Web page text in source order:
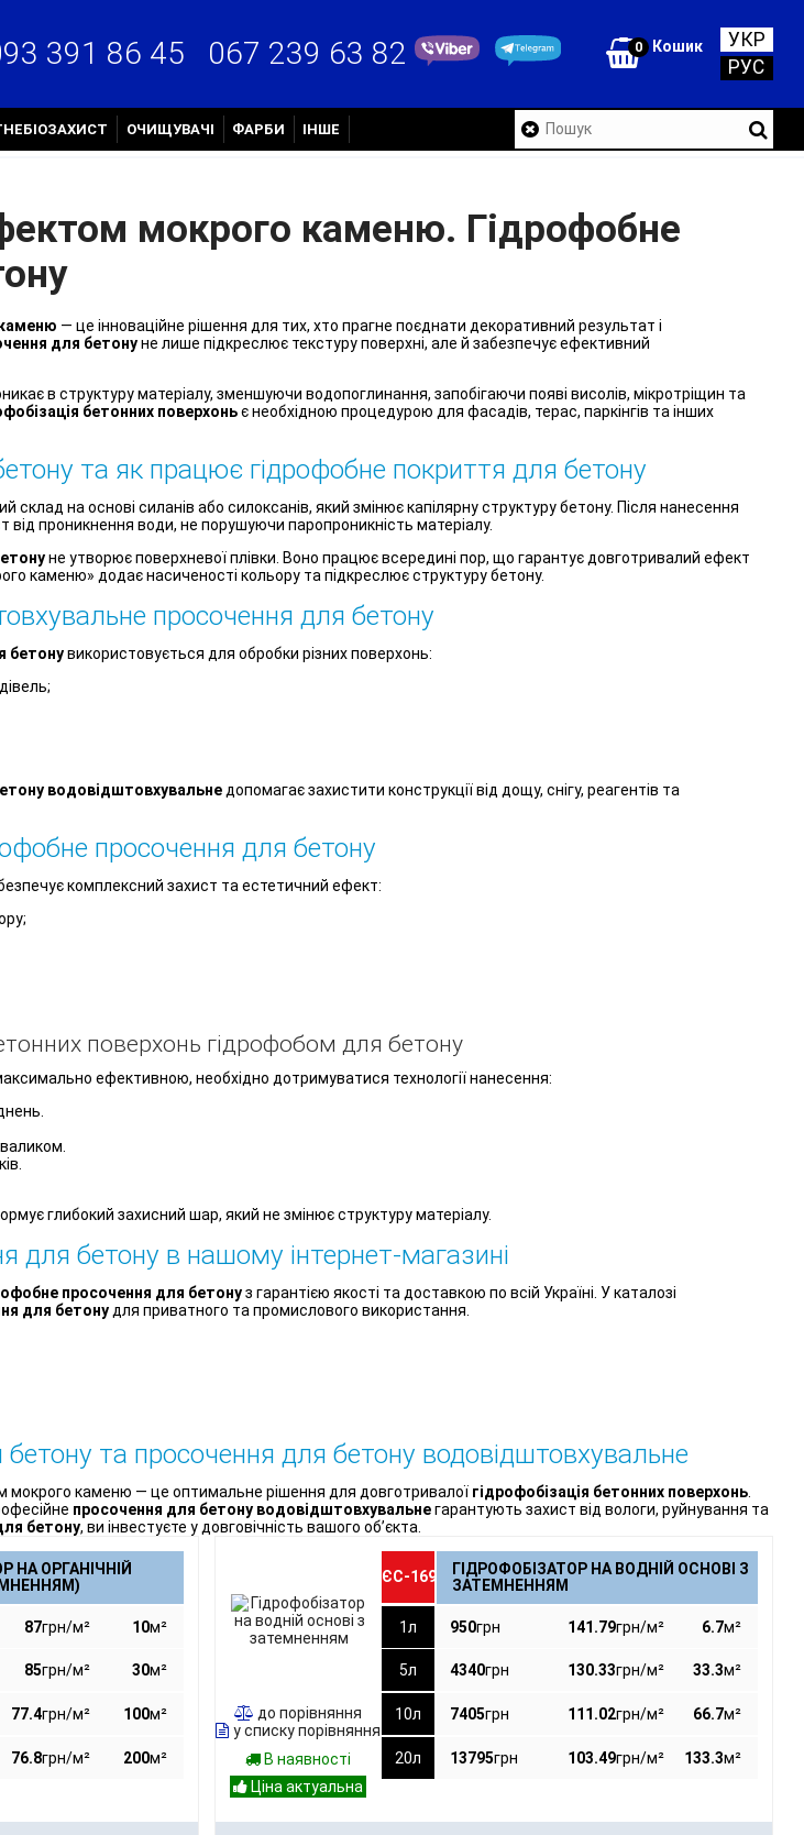
391 86 45 067 239 63 82 0 Кошик
УКР
РУС
ОЧИЩУВАЧІ ФАРБИ ІНШЕ
мокрого каменю. Гідрофобне
— це інноваційне рішення для тих, хто прагне поєднати декоративний результат і
для бетонуне лише підкреслює текстуру поверхні, але й забезпечує ефективний
в структуру матеріалу, зменшуючи водопоглинання, запобігаючи появі висолів, мікротріщин та
бетонних поверхоньє необхідною процедурою для фасадів, терас, паркінгів та інших
та як працює гідрофобне покриття для бетону
склад на основі силанів або силоксанів, який змінює капілярну структуру бетону. Після нанесення
проникнення води, не порушуючи паропроникність матеріалу.
не утворює поверхневої плівки. Воно працює всередині пор, що гарантує довготривалий ефект
каменю» додає насиченості кольору та підкреслює структуру бетону.
просочення для бетону
бетонувикористовується для обробки різних поверхонь:
водовідштовхувальнедопомагає захистити конструкції від дощу, снігу, реагентів та
просочення для бетону
комплексний захист та естетичний ефект:
поверхонь гідрофобом для бетону
ефективною, необхідно дотримуватися технології нанесення:
глибокий захисний шар, який не змінює структуру матеріалу.
для бетону в нашому інтернет-магазині
просочення для бетонуз гарантією якості та доставкою по всій Україні. У каталозі
для бетонудля приватного та промислового використання.
бетону та просочення для бетону водовідштовхувальне
мокрого каменю — це оптимальне рішення для довготривалої гідрофобізація бетонних поверхонь.
просочення для бетону водовідштовхувальнегарантують захист від вологи, руйнування та
бетону, ви інвестуєте у довговічність вашого об’єкта.
НА ОРГАНІЧНІЙ
87грн/м² 10м²
85грн/м² 30м²
77.4грн/м² 100м²
76.8грн/м² 200м²
до порівняння
у списку порівняння
В наявності
ЄС-169
ГІДРОФОБІЗАТОР НА ВОДНІЙ ОСНОВІ З
ЗАТЕМНЕННЯМ
1л 950грн 141.79грн/м² 6.7м²
5л 4340грн 130.33грн/м² 33.3м²
10л 7405грн 111.02грн/м² 66.7м²
20л 13795грн 103.49грн/м² 133.3м²